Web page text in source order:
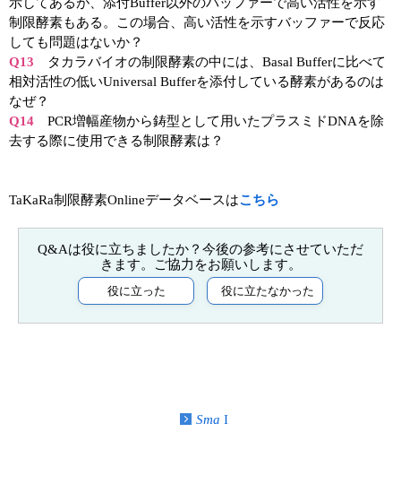
アプリケーションノート
プロトコール集
ユーザーズボイス集
動画ライブラリー
制限酵素もある。この場合、高い活性を示すバッファーで反応
しても問題はないか？
Q13 タカラバイオの制限酵素の中には、Basal Bufferに比べて
相対活性の低いUniversal Bufferを添付している酵素があるのは
なぜ？
Q14 PCR増幅産物から鋳型として用いたプラスミドDNAを除
去する際に使用できる制限酵素は？
TaKaRa制限酵素Onlineデータベースはこちら
Sma I